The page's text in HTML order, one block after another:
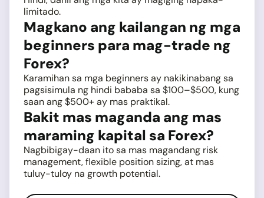
limitado.
Magkano ang kailangan ng mga
beginners para mag-trade ng
Forex?
Karamihan sa mga beginners ay nakikinabang sa
pagsisimula ng hindi bababa sa $100–$500, kung
saan ang $500+ ay mas praktikal.
Bakit mas maganda ang mas
maraming kapital sa Forex?
Nagbibigay-daan ito sa mas magandang risk
management, flexible position sizing, at mas
tuluy-tuloy na growth potential.